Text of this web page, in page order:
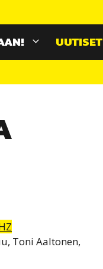
UUTISET
Toni Aaltonen,